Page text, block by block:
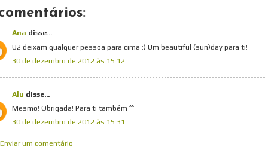
Ana disse...
U2 deixam qualquer pessoa para cima :) Um beautiful (sun)day para ti!
30 de dezembro de 2012 às 15:12
Alu disse...
Mesmo! Obrigada! Para ti também ^^
30 de dezembro de 2012 às 15:31
Enviar um comentário